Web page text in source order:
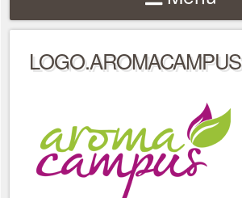
LOGO.AROMACAMPUS